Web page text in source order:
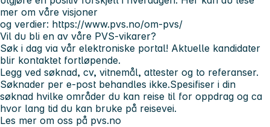
mer om våre visjoner
og verdier: https://www.pvs.no/om-pvs/
Vil du bli en av våre PVS-vikarer?
Søk i dag via vår elektroniske portal! Aktuelle kandidater
blir kontaktet fortløpende.
Legg ved søknad, cv, vitnemål, attester og to referanser.
Søknader per e-post behandles ikke.Spesifiser i din
søknad hvilke områder du kan reise til for oppdrag og ca
hvor lang tid du kan bruke på reisevei.
Les mer om oss på pvs.no